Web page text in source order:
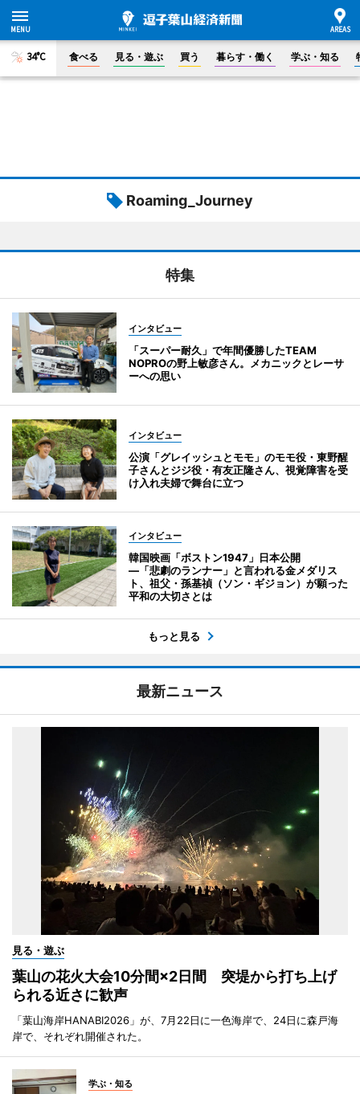
34°C 食べる 見る・遊ぶ 買う 暮らす・働く 学ぶ・知る
Roaming_Journey
特集
インタビュー
「スーパー耐久」で年間優勝したTEAM
NOPROの野上敏彦さん。メカニックとレーサ
ーへの思い
インタビュー
公演「グレイッシュとモモ」のモモ役・東野醒
子さんとジジ役・有友正隆さん、視覚障害を受
け入れ夫婦で舞台に立つ
インタビュー
韓国映画「ボストン1947」日本公開
―「悲劇のランナー」と言われる金メダリス
ト、祖父・孫基禎（ソン・ギジョン）が願った
平和の大切さとは
もっと見る
最新ニュース
見る・遊ぶ
葉山の花火大会10分間×2日間 突堤から打ち上げ
られる近さに歓声
「葉山海岸HANABI2026」が、7月22日に一色海岸で、24日に森戸海
岸で、それぞれ開催された。
学ぶ・知る